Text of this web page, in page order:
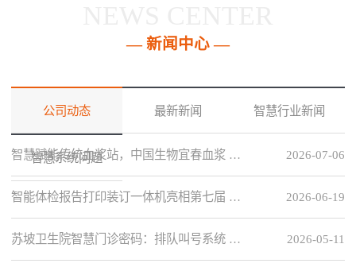
— 新闻中心 —
公司动态 最新新闻 智慧行业新闻
智慧系统问题 2026-07-06
智慧赋能传统血浆站，中国生物宜春血浆 …
2026-06-19
智能体检报告打印装订一体机亮相第七届 …
2026-05-11
苏坡卫生院智慧门诊密码：排队叫号系统 …